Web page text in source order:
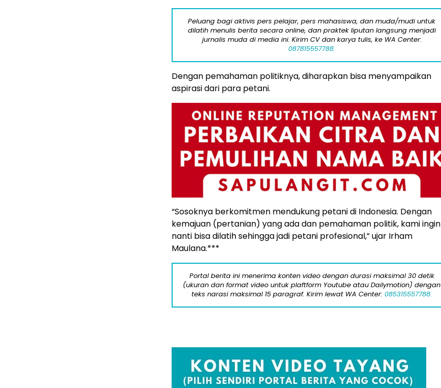
Peluang bagi aktivis pers pelajar, pers mahasiswa, dan muda/mudi untuk
dilatih menulis berita secara online, dan praktek liputan langsung menjadi
jurnalis muda di media ini. Kirim CV dan karya tulis, ke WA Center:
087815557788.
Dengan pemahaman politiknya, diharapkan bisa menyampaikan
aspirasi dari para petani.
“Sosoknya berkomitmen mendukung petani di Indonesia. Dengan
kemajuan (pertanian) yang ada dan pemahaman politik, kami ingin
nanti bisa dilatih sehingga jadi petani profesional,” ujar Irham
Maulana.***
Portal berita ini menerima konten video dengan durasi maksimal 30 detik
(ukuran dan format video untuk plaftform Youtube atau Dailymotion) dengan
teks narasi maksimal 15 paragraf. Kirim lewat WA Center: 085315557788.